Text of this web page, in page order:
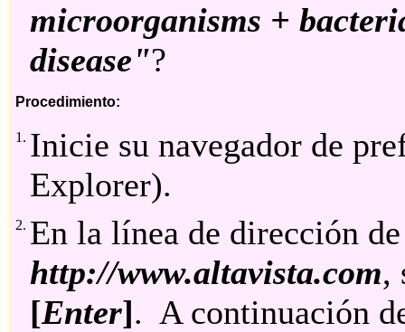
microorganisms +
disease"?
Procedimiento:
1. Inicie su navegador de
Explorer).
2. En la línea de dirección
http://www.altavista.com,
[Enter]. A continuación